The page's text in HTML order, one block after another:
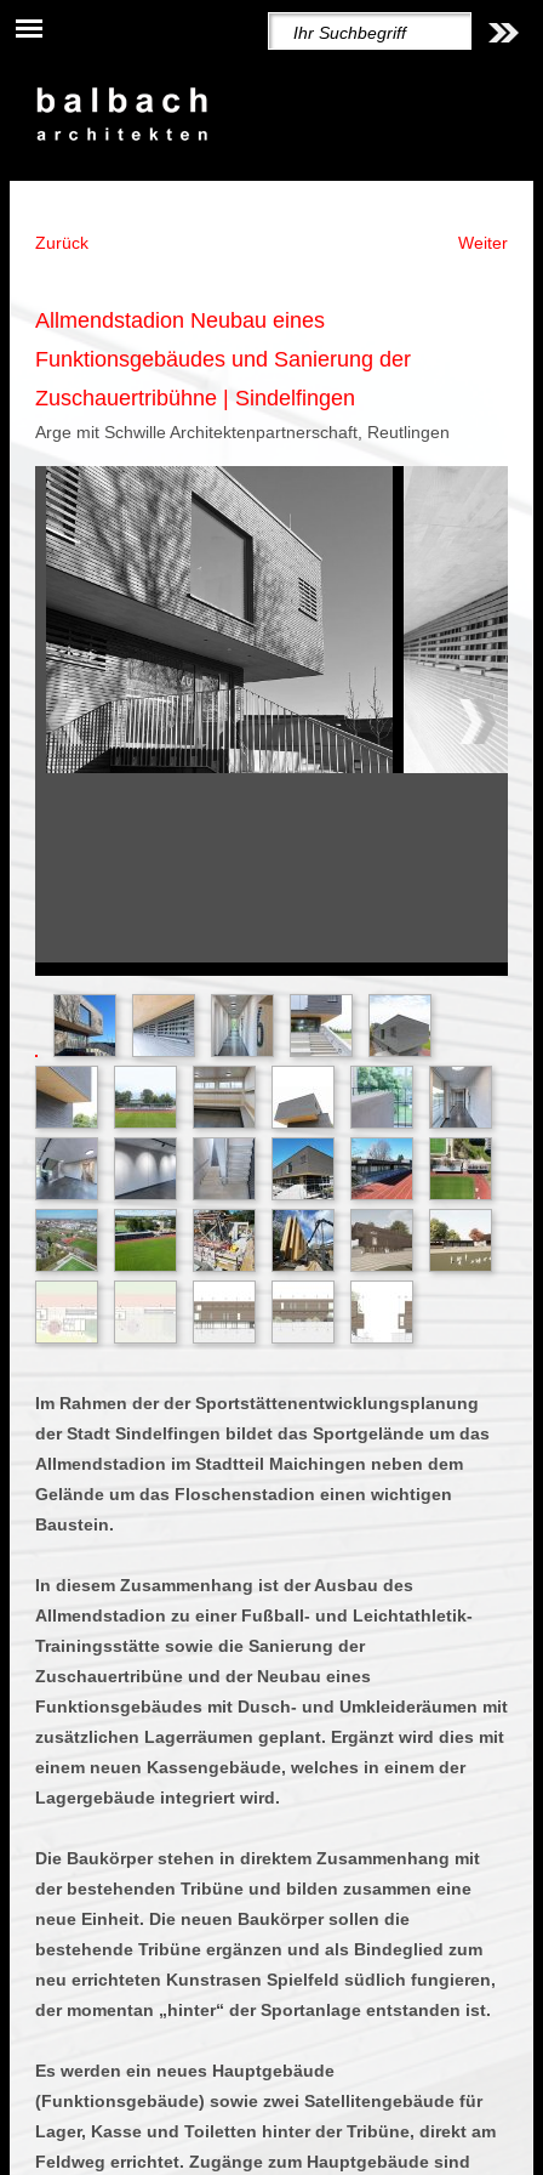
Zurück Weiter
Allmendstadion Neubau eines
Funktionsgebäudes und Sanierung der
Zuschauertribühne | Sindelfingen
Arge mit Schwille Architektenpartnerschaft, Reutlingen
Im Rahmen der der Sportstättenentwicklungsplanung
der Stadt Sindelfingen bildet das Sportgelände um das
Allmendstadion im Stadtteil Maichingen neben dem
Gelände um das Floschenstadion einen wichtigen
Baustein.
In diesem Zusammenhang ist der Ausbau des
Allmendstadion zu einer Fußball- und Leichtathletik-
Trainingsstätte sowie die Sanierung der
Zuschauertribüne und der Neubau eines
Funktionsgebäudes mit Dusch- und Umkleideräumen mit
zusätzlichen Lagerräumen geplant. Ergänzt wird dies mit
einem neuen Kassengebäude, welches in einem der
Lagergebäude integriert wird.
Die Baukörper stehen in direktem Zusammenhang mit
der bestehenden Tribüne und bilden zusammen eine
neue Einheit. Die neuen Baukörper sollen die
bestehende Tribüne ergänzen und als Bindeglied zum
neu errichteten Kunstrasen Spielfeld südlich fungieren,
der momentan „hinter“ der Sportanlage entstanden ist.
Es werden ein neues Hauptgebäude
(Funktionsgebäude) sowie zwei Satellitengebäude für
Lager, Kasse und Toiletten hinter der Tribüne, direkt am
Feldweg errichtet. Zugänge zum Hauptgebäude sind